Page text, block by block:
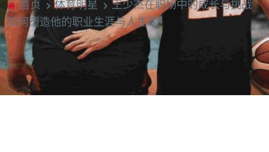
首页 体育明星
王少杰在职场中的成长与挑战
如何塑造他的职业生涯与人生观